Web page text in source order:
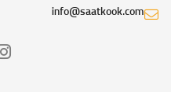
info@saatkook.com